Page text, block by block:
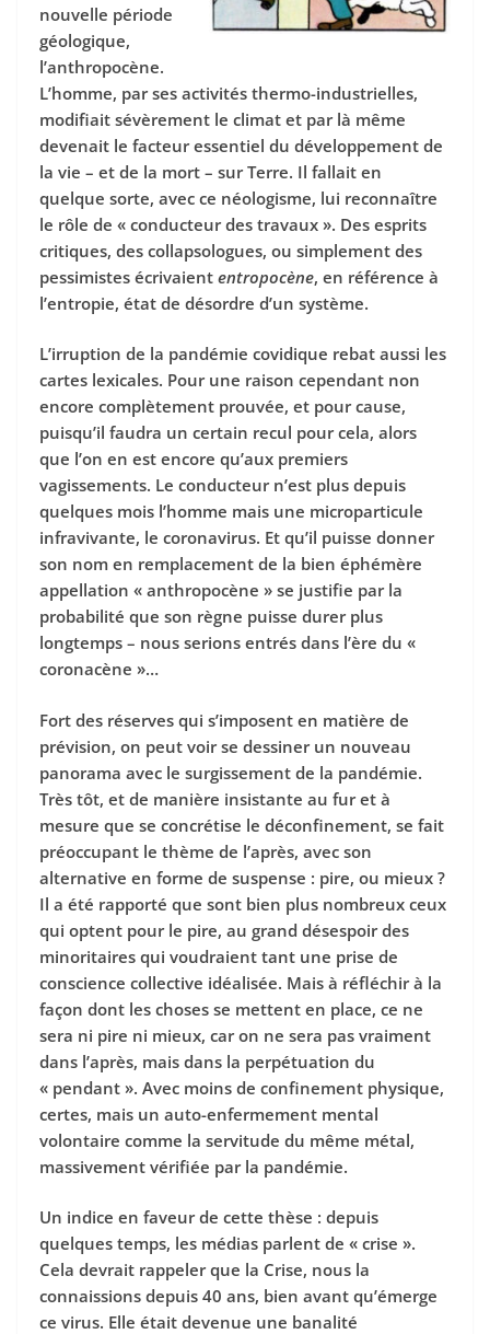
nouvelle période
géologique,
l’anthropocène.
L’homme, par ses activités thermo-industrielles,
modifiait sévèrement le climat et par là même
devenait le facteur essentiel du développement de
la vie – et de la mort – sur Terre. Il fallait en
quelque sorte, avec ce néologisme, lui reconnaître
le rôle de « conducteur des travaux ». Des esprits
critiques, des collapsologues, ou simplement des
pessimistes écrivaient entropocène, en référence à
l’entropie, état de désordre d’un système.
L’irruption de la pandémie covidique rebat aussi les
cartes lexicales. Pour une raison cependant non
encore complètement prouvée, et pour cause,
puisqu’il faudra un certain recul pour cela, alors
que l’on en est encore qu’aux premiers
vagissements. Le conducteur n’est plus depuis
quelques mois l’homme mais une microparticule
infravivante, le coronavirus. Et qu’il puisse donner
son nom en remplacement de la bien éphémère
appellation « anthropocène » se justifie par la
probabilité que son règne puisse durer plus
longtemps – nous serions entrés dans l’ère du «
coronacène »…
Fort des réserves qui s’imposent en matière de
prévision, on peut voir se dessiner un nouveau
panorama avec le surgissement de la pandémie.
Très tôt, et de manière insistante au fur et à
mesure que se concrétise le déconfinement, se fait
préoccupant le thème de l’après, avec son
alternative en forme de suspense : pire, ou mieux ?
Il a été rapporté que sont bien plus nombreux ceux
qui optent pour le pire, au grand désespoir des
minoritaires qui voudraient tant une prise de
conscience collective idéalisée. Mais à réfléchir à la
façon dont les choses se mettent en place, ce ne
sera ni pire ni mieux, car on ne sera pas vraiment
dans l’après, mais dans la perpétuation du
« pendant ». Avec moins de confinement physique,
certes, mais un auto-enfermement mental
volontaire comme la servitude du même métal,
massivement vérifiée par la pandémie.
Un indice en faveur de cette thèse : depuis
quelques temps, les médias parlent de « crise ».
Cela devrait rappeler que la Crise, nous la
connaissions depuis 40 ans, bien avant qu’émerge
ce virus. Elle était devenue une banalité